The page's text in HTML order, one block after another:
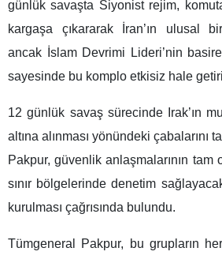
günlük savaşta Siyonist rejim,
kargaşa çıkararak İran’ın ulusal
ancak İslam Devrimi Lideri’nin
sayesinde bu komplo etkisiz hale
12 günlük savaş sürecinde Irak’ın
altına alınması yönündeki çabalarını
Pakpur, güvenlik anlaşmalarının tam
sınır bölgelerinde denetim
kurulması çağrısında bulundu.
Tümgeneral Pakpur, bu grupların